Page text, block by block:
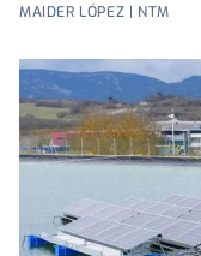
MAIDER LÓPEZ | NTM